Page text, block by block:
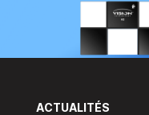
ACTUALITÉS